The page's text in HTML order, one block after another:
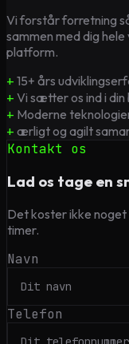
Vi forstår forretning
sammen med dig
platform.
+ 15+ års
+ Vi sætter os ind i din
+ Moderne
+ ærligt og agilt
Kontakt os
Lad os tage en
Det koster ikke
timer.
Navn
Telefon